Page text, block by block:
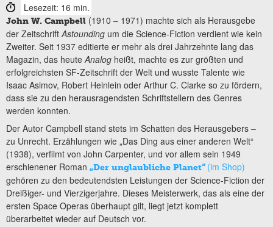
Lesezeit: 16 min.
John W. Campbell (1910 – 1971) machte sich als Herausgebe
der Zeitschrift Astounding um die Science-Fiction verdient wie kein
Zweiter. Seit 1937 editierte er mehr als drei Jahrzehnte lang das
Magazin, das heute Analog heißt, machte es zur größten und
erfolgreichsten SF-Zeitschrift der Welt und wusste Talente wie
Isaac Asimov, Robert Heinlein oder Arthur C. Clarke so zu fördern,
dass sie zu den herausragendsten Schriftstellern des Genres
werden konnten.
Der Autor Campbell stand stets im Schatten des Herausgebers –
zu Unrecht. Erzählungen wie „Das Ding aus einer anderen Welt“
(1938), verfilmt von John Carpenter, und vor allem sein 1949
erschienener Roman „Der unglaubliche Planet“ (im Shop)
gehören zu den bedeutendsten Leistungen der Science-Fiction der
Dreißiger- und Vierzigerjahre. Dieses Meisterwerk, das als eine der
ersten Space Operas überhaupt gilt, liegt jetzt komplett
überarbeitet wieder auf Deutsch vor.